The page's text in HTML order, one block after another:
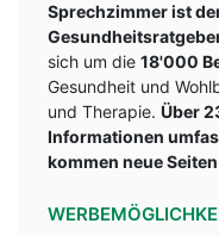
Sprechzimmer ist
sich um die 18'000
Gesundheit und
und Therapie. Über
Informationen
kommen neue